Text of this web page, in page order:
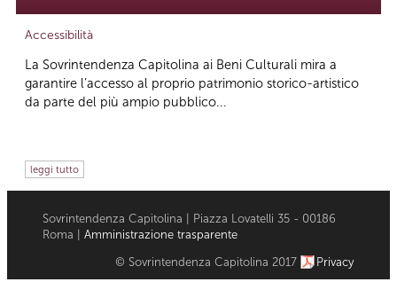
Accessibilità
La Sovrintendenza Capitolina ai Beni Culturali mira a
garantire l’accesso al proprio patrimonio storico-artistico
da parte del più ampio pubblico...
leggi tutto
Sovrintendenza Capitolina | Piazza Lovatelli 35 - 00186
Roma | Amministrazione trasparente
© Sovrintendenza Capitolina 2017 Privacy